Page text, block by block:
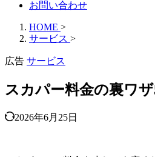
お問い合わせ
HOME >
サービス >
広告 サービス
スカパー料金の裏ワ
2026年6月25日